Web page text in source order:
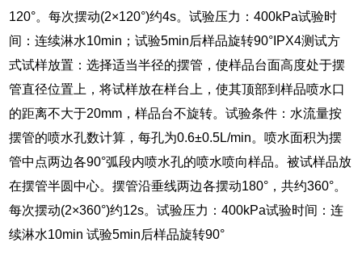
120°。每次摆动(2×120°)约4s。试验压力：400kPa试验时
间：连续淋水10min；试验5min后样品旋转90°IPX4测试方
式试样放置：选择适当半径的摆管，使样品台面高度处于摆
管直径位置上，将试样放在样台上，使其顶部到样品喷水口
的距离不大于20mm，样品台不旋转。试验条件：水流量按
摆管的喷水孔数计算，每孔为0.6±0.5L/min。喷水面积为摆
管中点两边各90°弧段内喷水孔的喷水喷向样品。被试样品放
在摆管半圆中心。摆管沿垂线两边各摆动180°，共约360°。
每次摆动(2×360°)约12s。试验压力：400kPa试验时间：连
续淋水10min 试验5min后样品旋转90°